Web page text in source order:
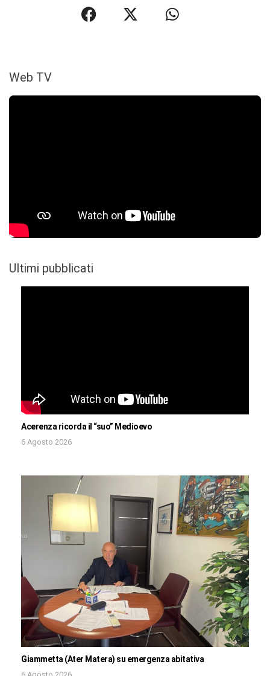
Web TV
Ultimi pubblicati
Acerenza ricorda il “suo” Medioevo
6 Agosto 2026
Giammetta (Ater Matera) su emergenza abitativa